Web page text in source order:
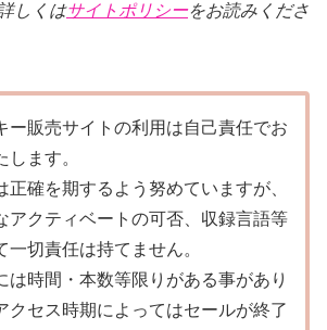
しくはサイトポリシーをお読みくださ
ー販売サイトの利用は自己責任でお
します。
正確を期するよう努めていますが、
アクティベートの可否、収録言語等
一切責任は持てません。
は時間・本数等限りがある事があり
クセス時期によってはセールが終了